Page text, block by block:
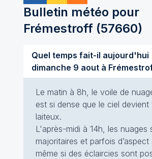
Bulletin météo pour
Frémestroff(57660)
Quel temps fait-il aujourd'hui
dimanche 9 aout à
Le matin à 8h, le voile de
est si dense que le ciel devient
laiteux.
L'après-midi à 14h, les nuages
majoritaires et parfois d’aspect
même si des éclaircies sont